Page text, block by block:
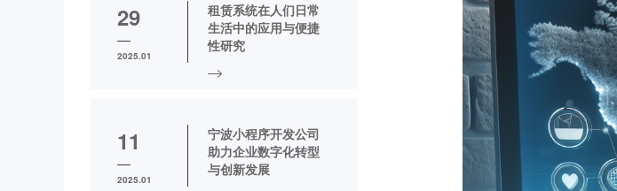
29
2025.01
租赁系统在人们日常
生活中的应用与便捷
性研究
11
2025.01
宁波小程序开发公司
助力企业数字化转型
与创新发展